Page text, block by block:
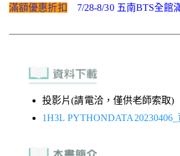
滿額優惠折扣
7/28-8/30 五南BTS全館
投影片(請電洽，僅供老師索取)
1H3L